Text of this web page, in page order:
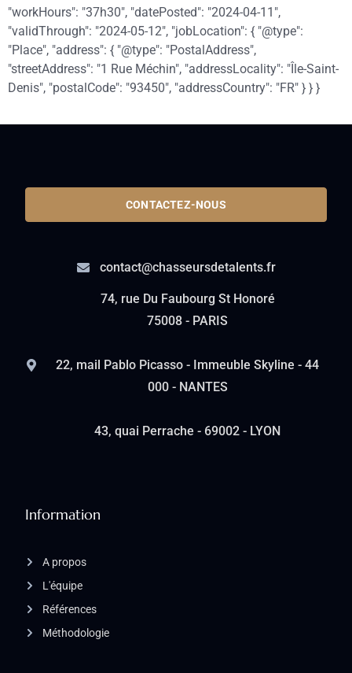
"workHours": "37h30", "datePosted": "2024-04-11",
"validThrough": "2024-05-12", "jobLocation": { "@type":
"Place", "address": { "@type": "PostalAddress",
"streetAddress": "1 Rue Méchin", "addressLocality": "Île-Saint-
Denis", "postalCode": "93450", "addressCountry": "FR" } } }
Information
A propos
L'équipe
Références
Méthodologie
CONTACTEZ-NOUS
contact@chasseursdetalents.fr
74, rue Du Faubourg St Honoré
75008 - PARIS
22, mail Pablo Picasso - Immeuble Skyline - 44
000 - NANTES
43, quai Perrache - 69002 - LYON